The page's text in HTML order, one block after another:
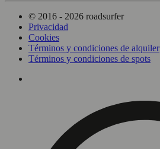
© 2016 - 2026 roadsurfer
Privacidad
Cookies
Términos y condiciones de alquiler
Términos y condiciones de spots